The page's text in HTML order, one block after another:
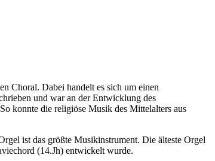
Choral. Dabei handelt es sich um einen
und war an der Entwicklung des
konnte die religiöse Musik des Mittelalters aus
ist das größte Musikinstrument. Die älteste Orgel
(14.Jh) entwickelt wurde.